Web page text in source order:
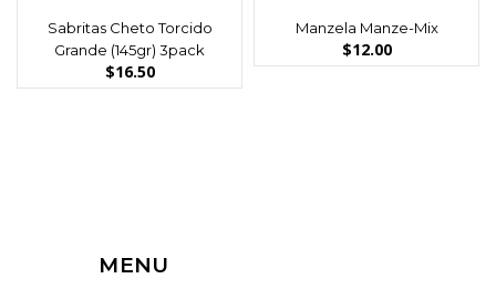
Sabritas Cheto Torcido
Grande (145gr) 3pack
$16.50
Manzela Manze-Mix
$12.00
MENU